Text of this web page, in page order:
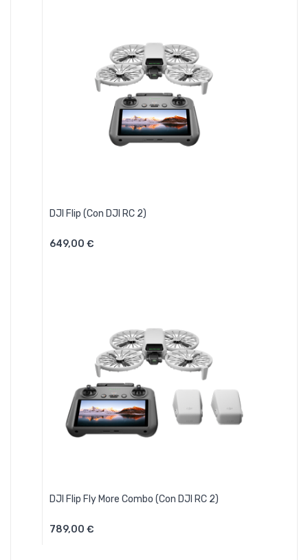
DJI Flip (con DJI RC 2)
649,00 €Aggiungi Al Carrello
DJI Flip Fly More Combo (con DJI RC 2)
789,00 €Aggiungi Al Carrello